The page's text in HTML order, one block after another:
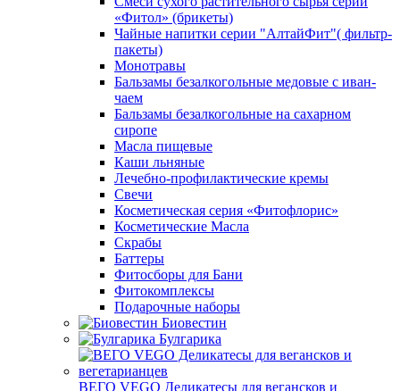
«Фитол» (брикеты)
Чайные напитки серии "АлтайФит"( фильтр-
пакеты)
Монотравы
Бальзамы безалкогольные медовые с иван-
чаем
Бальзамы безалкогольные на сахарном
сиропе
Масла пищевые
Каши льняные
Лечебно-профилактические кремы
Свечи
Косметическая серия «Фитофлорис»
Косметические Масла
Скрабы
Баттеры
Фитосборы для Бани
Фитокомплексы
Подарочные наборы
Биовестин
Булгарика
ВЕГО VEGO Деликатесы для вегансков и